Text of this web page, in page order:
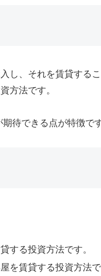
し、それを賃貸する
方法です。
待できる点が特徴です
する投資方法です。
を賃貸する投資方法で